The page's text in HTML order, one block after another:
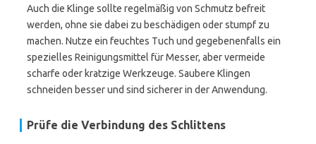
Auch die Klinge sollte regelmäßig von Schmutz befreit
werden, ohne sie dabei zu beschädigen oder stumpf zu
machen. Nutze ein feuchtes Tuch und gegebenenfalls ein
spezielles Reinigungsmittel für Messer, aber vermeide
scharfe oder kratzige Werkzeuge. Saubere Klingen
schneiden besser und sind sicherer in der Anwendung.
Prüfe die Verbindung des Schlittens